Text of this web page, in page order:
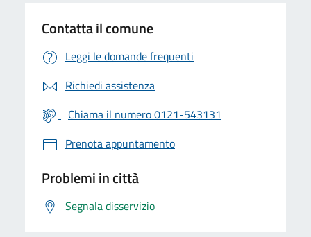
Contatta il comune
Leggi le domande frequenti
Richiedi assistenza
Chiama il numero 0121-543131
Prenota appuntamento
Problemi in città
Segnala disservizio